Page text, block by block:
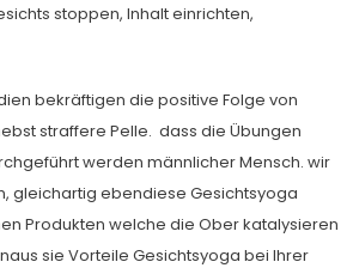
stoppen, Inhalt einrichten,
bekräftigen die positive Folge von
straffere Pelle. dass die Übungen
werden männlicher Mensch. wir
gleichartig ebendiese Gesichtsyoga
Produkten welche die Ober katalysieren
sie Vorteile Gesichtsyoga bei Ihrer